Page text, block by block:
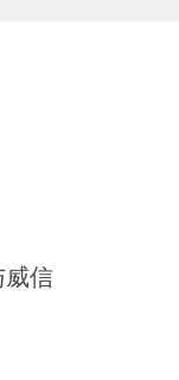
威信